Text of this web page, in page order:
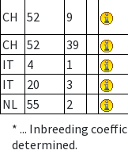
CH
52 9
CH
52 39
IT
4 1
IT
20 3
NL 55 2
* ... Inbreeding
determined.